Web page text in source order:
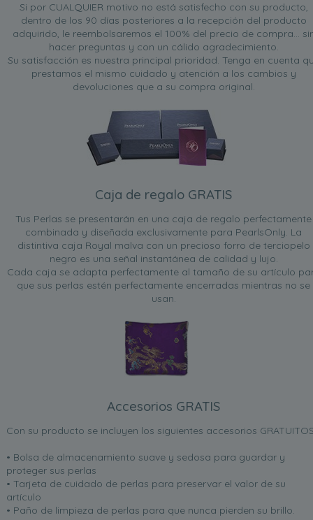
Si por CUALQUIER motivo no está satisfecho con su producto,
dentro de los 90 días posteriores a la recepción del producto
adquirido, le reembolsaremos el 100% del precio de compra...
hacer preguntas y con un cálido agradecimiento.
Su satisfacción es nuestra principal prioridad. Tenga en cuenta
prestamos el mismo cuidado y atención a los cambios y
devoluciones que a su compra original.
Caja de regalo GRATIS
Tus Perlas se presentarán en una caja de regalo perfectamente
combinada y diseñada exclusivamente para PearlsOnly. La
distintiva caja Royal malva con un precioso forro de terciopelo
negro es una señal instantánea de calidad y lujo.
Cada caja se adapta perfectamente al tamaño de su artículo
que sus perlas estén perfectamente encerradas mientras no se
usan.
Accesorios GRATIS
Con su producto se incluyen los siguientes accesorios
• Bolsa de almacenamiento suave y sedosa para guardar y
proteger sus perlas
• Tarjeta de cuidado de perlas para preservar el valor de su
artículo
• Paño de limpieza de perlas para que nunca pierden su brillo.